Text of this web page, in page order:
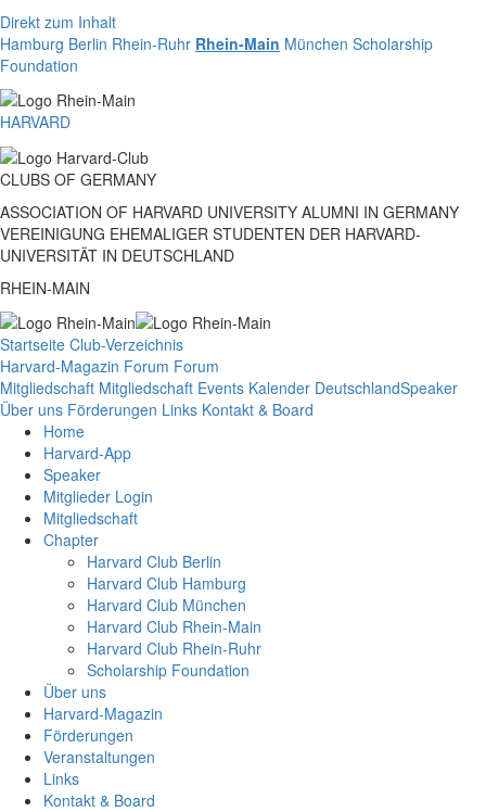
Direkt zum Inhalt
Hamburg Berlin Rhein-Ruhr Rhein-Main München Scholarship
Foundation
HARVARD
CLUBS OF GERMANY
ASSOCIATION OF HARVARD UNIVERSITY ALUMNI IN GERMANY
VEREINIGUNG EHEMALIGER STUDENTEN DER HARVARD-
UNIVERSITÄT IN DEUTSCHLAND
RHEIN-MAIN
Startseite Club-Verzeichnis
Harvard-Magazin Forum Forum
Mitgliedschaft Mitgliedschaft Events Kalender DeutschlandSpeaker
Über uns Förderungen Links Kontakt & Board
Home
Harvard-App
Speaker
Mitglieder Login
Mitgliedschaft
Chapter
Harvard Club Berlin
Harvard Club Hamburg
Harvard Club München
Harvard Club Rhein-Main
Harvard Club Rhein-Ruhr
Scholarship Foundation
Über uns
Harvard-Magazin
Förderungen
Veranstaltungen
Links
Kontakt & Board